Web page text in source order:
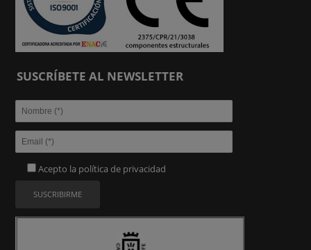
SUSCRÍBETE AL NEWSLETTER
Acepto la política de privacidad